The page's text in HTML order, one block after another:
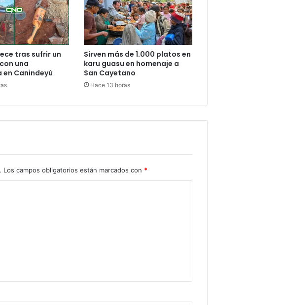
tras sufrir un
una
Canindeyú
Sirven más de 1.000 platos en
karu guasu en homenaje a
San Cayetano
Hace 13 horas
Los campos obligatorios están marcados con *